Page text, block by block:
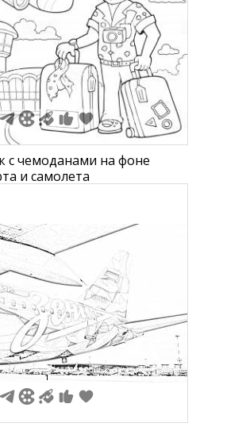
с чемоданами на фоне
и самолета
1